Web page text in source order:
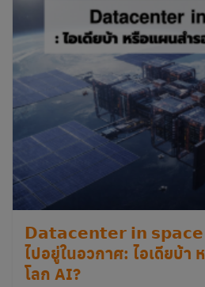
𝗗𝗮𝘁𝗮𝗰𝗲𝗻𝘁𝗲𝗿 𝗶𝗻
ไปอยู่ในอวกาศ: ไอเดียบ้า
โลก AI?